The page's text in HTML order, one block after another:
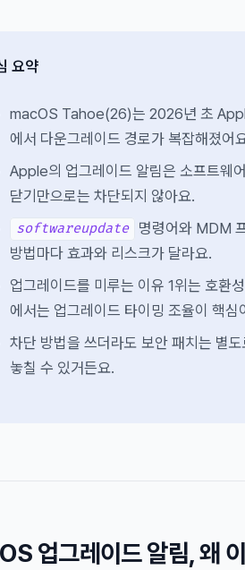
요약
macOS Tahoe(26)는 2026년 초
에서 다운그레이드 경로가 복잡해졌어
Apple의 업그레이드 알림은 소프트웨
닫기만으로는 차단되지 않아요.
softwareupdate
명령어와 MDM
방법마다 효과와 리스크가 달라요.
업그레이드를 미루는 이유 1위는 호환
에서는 업그레이드 타이밍 조율이 핵심
차단 방법을 쓰더라도 보안 패치는 별
놓칠 수 있거든요.
업그레이드 알림, 왜